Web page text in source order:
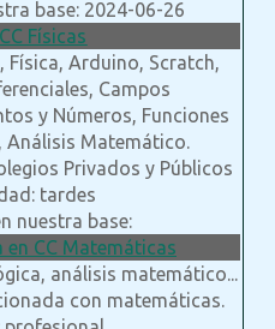
base: 2024-06-26
Físicas
Física, Arduino, Scratch,
Campos
y Números, Funciones
Análisis Matemático.
Privados y Públicos
tardes
nuestra base:
en CC Matemáticas
análisis matemático...
con matemáticas.